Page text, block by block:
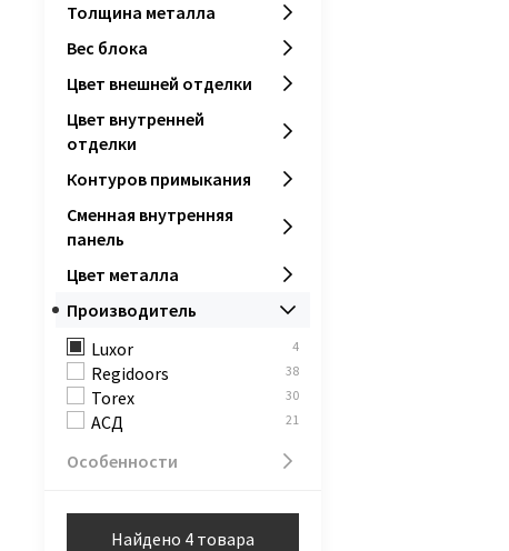
Толщина металла
Вес блока
Цвет внешней отделки
Цвет внутренней
отделки
Контуров примыкания
Сменная внутренняя
панель
Цвет металла
Производитель
Luxor
4
Regidoors 38
Torex 30
АСД 21
Особенности
Найдено 4 товара